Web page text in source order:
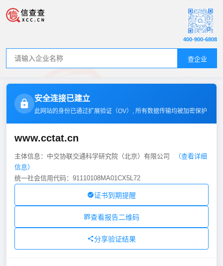
查企业
400-900-6808
安全连接已建立
此网站的身份已通过扩展验证（OV）, 所有数据传输均被加密保护
www.cctat.cn
主体信息：中交协联交通科学研究院（北京）有限公司
（查看详细
信息）
统一社会信用代码：91110108MA01CX5L72
证书到期提醒
查看报告二维码
分享验证结果